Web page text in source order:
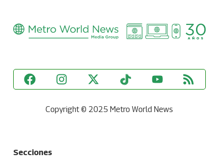
Copyright © 2025 Metro World News
Secciones